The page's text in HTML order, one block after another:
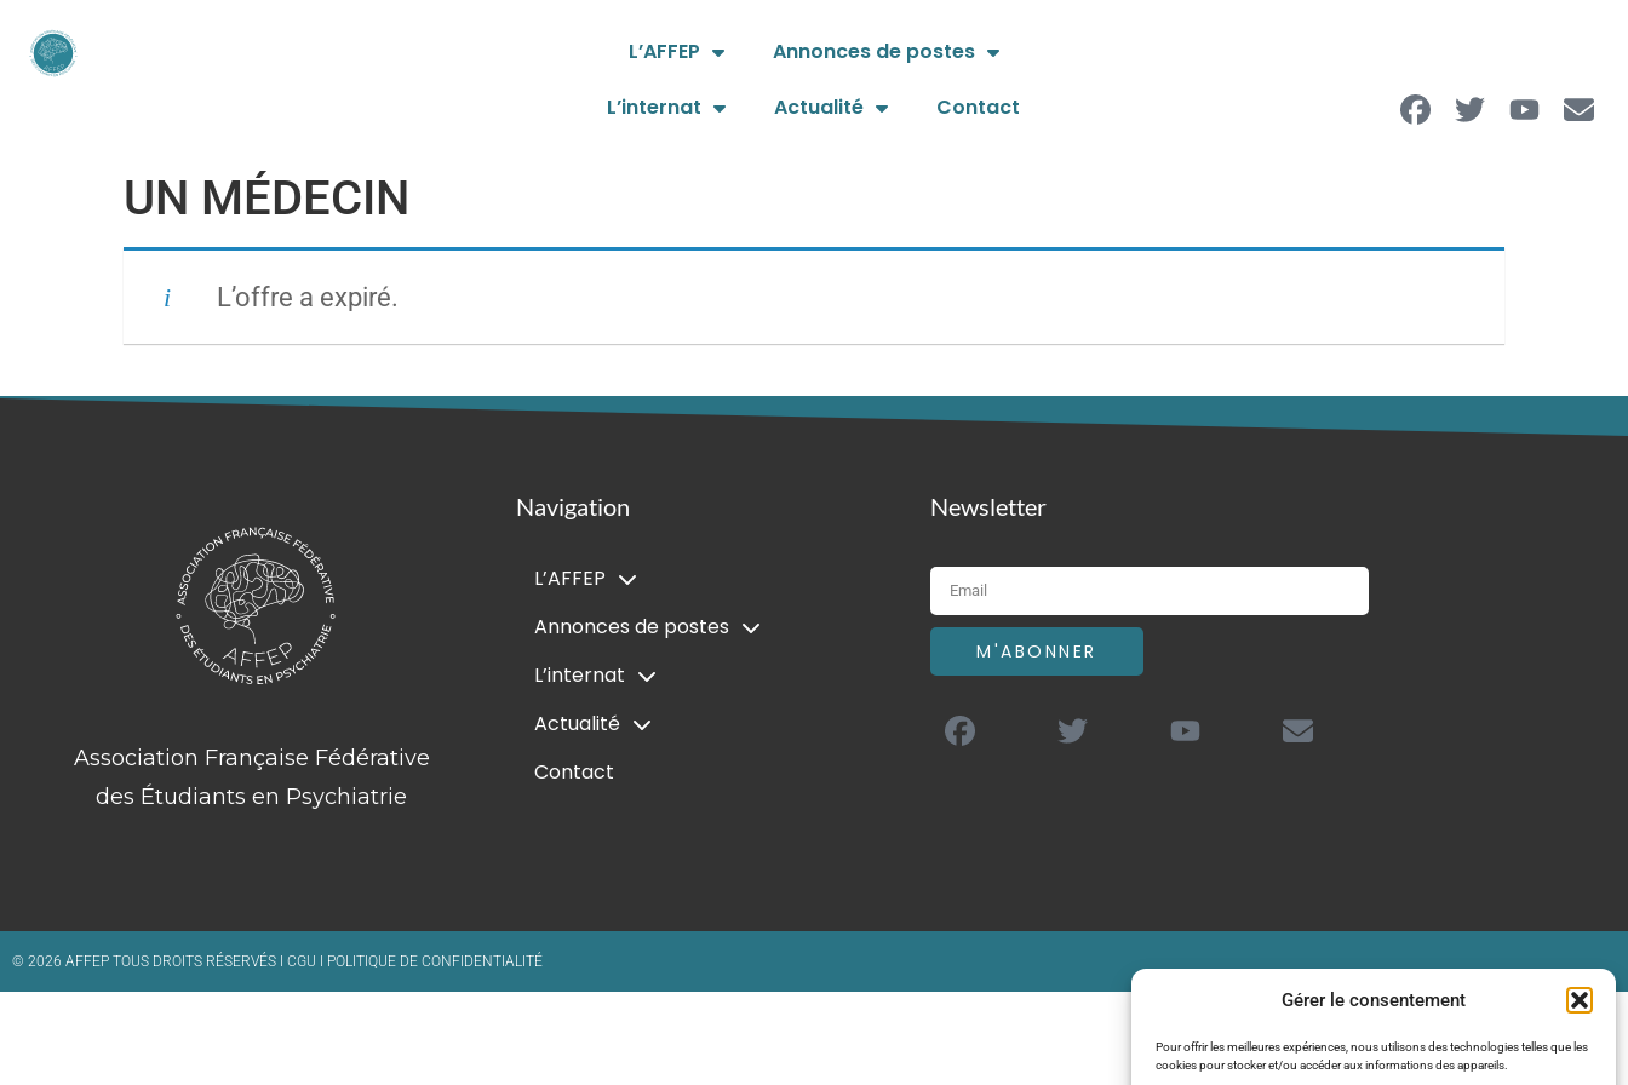
Gérer le consentement
Pour offrir les meilleures expériences, nous utilisons des technologies telles que les
cookies pour stocker et/ou accéder aux informations des appareils.
L’AFFEP
Annonces de postes
L’internat
Actualité Contact
UN MÉDECIN
L’offre a expiré.
Association Française Fédérative
des Étudiants en Psychiatrie
Navigation
L’AFFEP
Annonces de postes
L’internat
Actualité
Contact
Newsletter
M'ABONNER
© 2026 AFFEP TOUS DROITS RÉSERVÉS I CGU I POLITIQUE DE CONFIDENTIALITÉ